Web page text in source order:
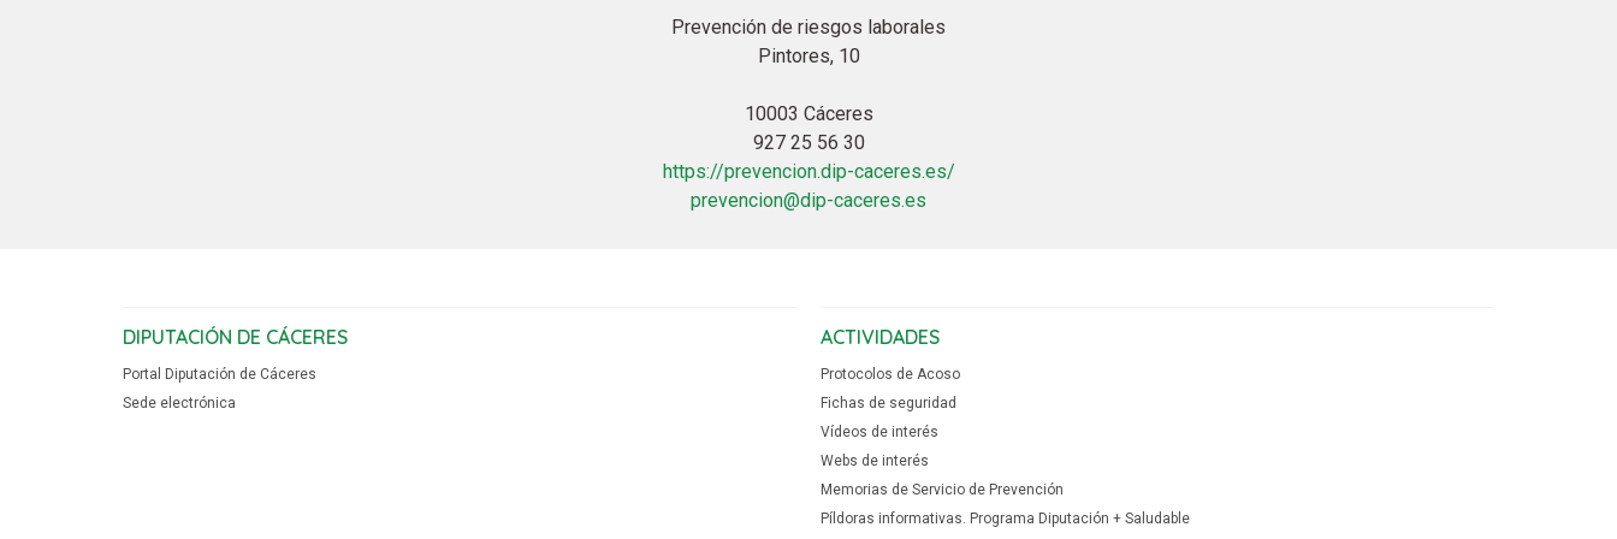
Prevención de riesgos laborales
Pintores, 10
10003 Cáceres
927 25 56 30
https://prevencion.dip-caceres.es/
prevencion@dip-caceres.es
DIPUTACIÓN DE CÁCERES
Portal Diputación de Cáceres
Sede electrónica
ACTIVIDADES
Protocolos de Acoso
Fichas de seguridad
Vídeos de interés
Webs de interés
Memorias de Servicio de Prevención
Píldoras informativas. Programa Diputación + Saludable